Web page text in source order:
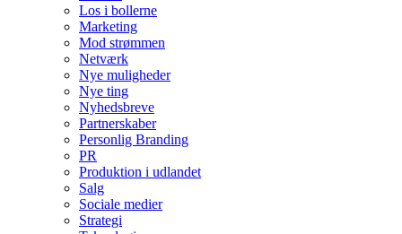
Los i bollerne
Marketing
Mod strømmen
Netværk
Nye muligheder
Nye ting
Nyhedsbreve
Partnerskaber
Personlig Branding
PR
Produktion i udlandet
Salg
Sociale medier
Strategi